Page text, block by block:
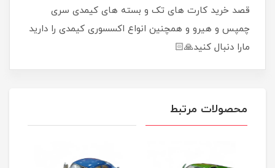
قصد خرید کارت های تک و بسته های کیمدی سری
چمپس و هیرو و همچنین انواع اکسسوری کیمدی را دارید
مارا دنبال کنید🙏🏻
محصولات مرتبط